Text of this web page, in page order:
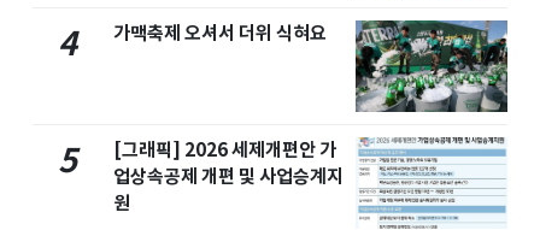
4 가맥축제 오셔서 더위 식혀요
5
[그래픽] 2026 세제개편안 가
업상속공제 개편 및 사업승계지
원